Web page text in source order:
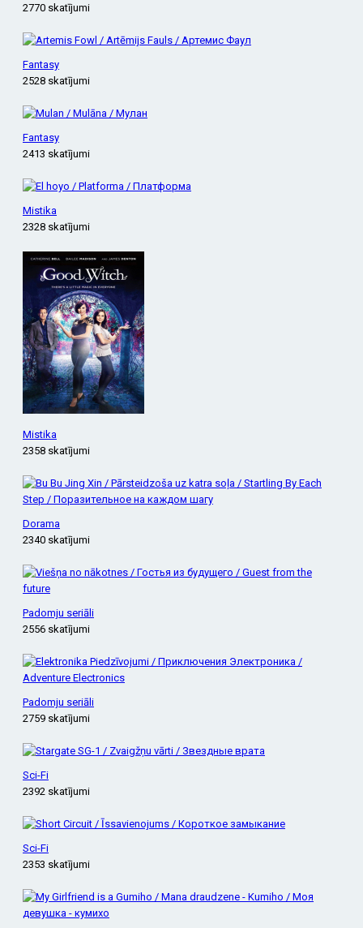
2770 skatījumi
Fantasy
2528 skatījumi
Fantasy
2413 skatījumi
Mistika
2328 skatījumi
Mistika
2358 skatījumi
Dorama
2340 skatījumi
Padomju seriāli
2556 skatījumi
Padomju seriāli
2759 skatījumi
Sci-Fi
2392 skatījumi
Sci-Fi
2353 skatījumi